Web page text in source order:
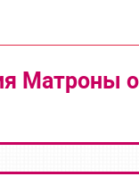
Матроны